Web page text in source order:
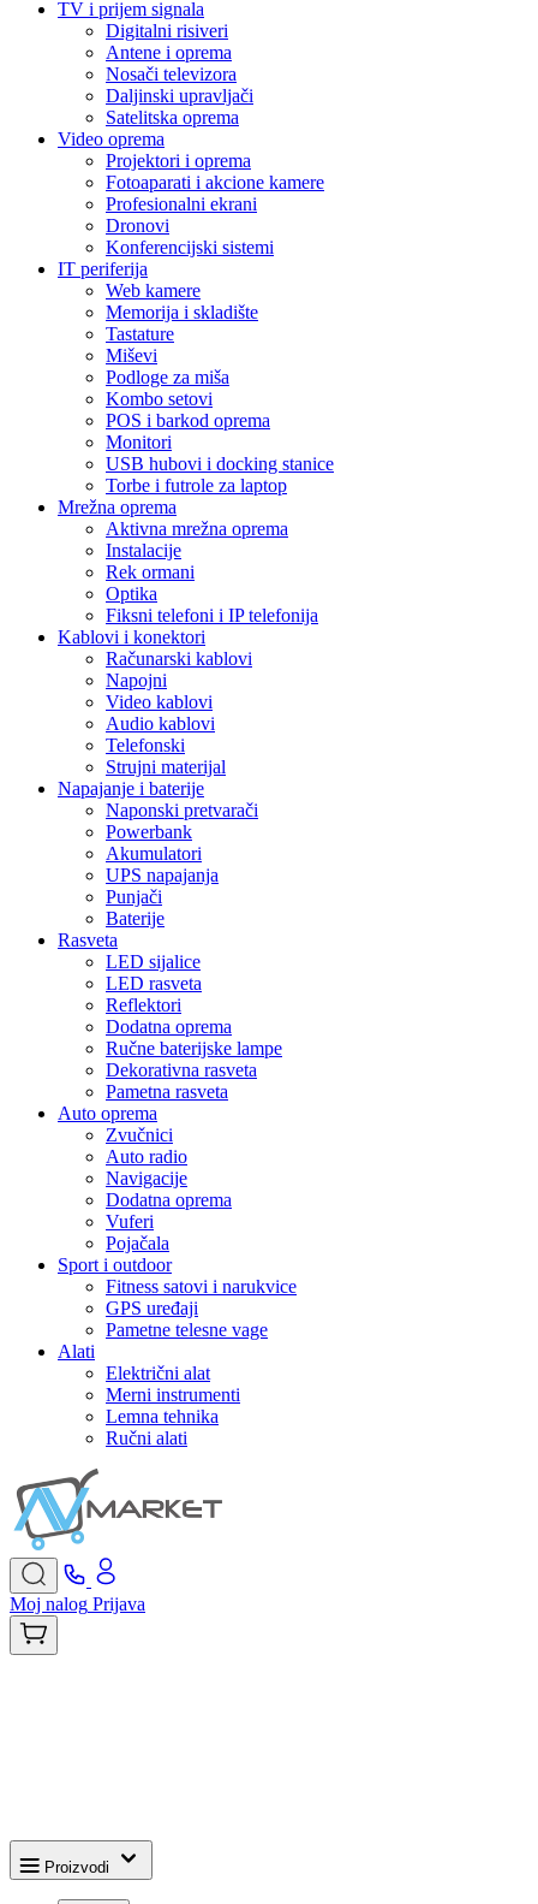
TV i prijem signala
Digitalni risiveri
Antene i oprema
Nosači televizora
Daljinski upravljači
Satelitska oprema
Video oprema
Projektori i oprema
Fotoaparati i akcione kamere
Profesionalni ekrani
Dronovi
Konferencijski sistemi
IT periferija
Web kamere
Memorija i skladište
Tastature
Miševi
Podloge za miša
Kombo setovi
POS i barkod oprema
Monitori
USB hubovi i docking stanice
Torbe i futrole za laptop
Mrežna oprema
Aktivna mrežna oprema
Instalacije
Rek ormani
Optika
Fiksni telefoni i IP telefonija
Kablovi i konektori
Računarski kablovi
Napojni
Video kablovi
Audio kablovi
Telefonski
Strujni materijal
Napajanje i baterije
Naponski pretvarači
Powerbank
Akumulatori
UPS napajanja
Punjači
Baterije
Rasveta
LED sijalice
LED rasveta
Reflektori
Dodatna oprema
Ručne baterijske lampe
Dekorativna rasveta
Pametna rasveta
Auto oprema
Zvučnici
Auto radio
Navigacije
Dodatna oprema
Vuferi
Pojačala
Sport i outdoor
Fitness satovi i narukvice
GPS uređaji
Pametne telesne vage
Alati
Električni alat
Merni instrumenti
Lemna tehnika
Ručni alati
Moj nalog Prijava
Proizvodi